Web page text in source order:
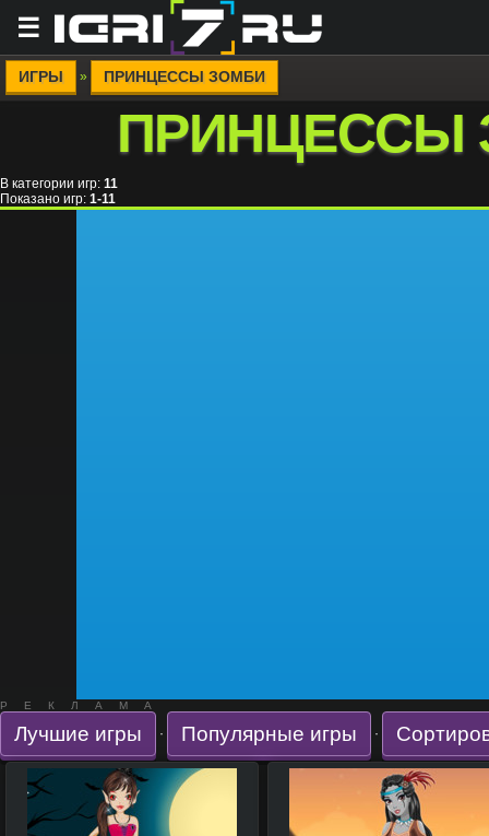
☰
ИГРЫ » ПРИНЦЕССЫ ЗОМБИ
ПРИНЦЕССЫ
В категории игр: 11
Показано игр: 1-11
РЕКЛАМА
Лучшие игры · Популярные игры ·